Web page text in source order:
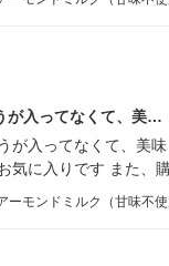
が入ってなくて、美…
が入ってなくて、美
気に入りです また、購
モンドミルク（甘味不使